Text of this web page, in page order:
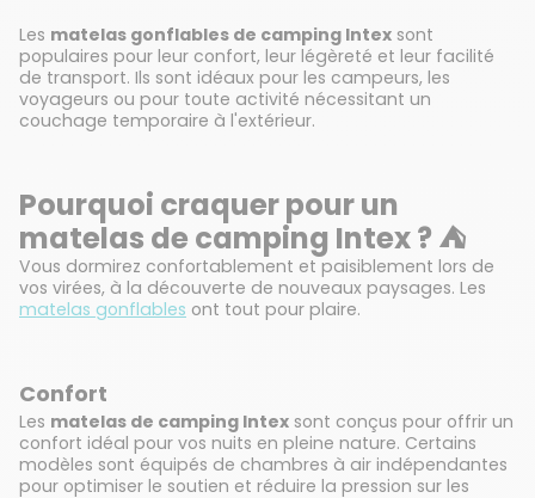
Les matelas gonflables de camping Intex sont
populaires pour leur confort, leur légèreté et leur facilité
de transport. Ils sont idéaux pour les campeurs, les
voyageurs ou pour toute activité nécessitant un
couchage temporaire à l'extérieur.
Pourquoi craquer pour un
matelas de camping Intex ? ⛺
Vous dormirez confortablement et paisiblement lors de
vos virées, à la découverte de nouveaux paysages. Les
matelas gonflables ont tout pour plaire.
Confort
Les matelas de camping Intex sont conçus pour offrir un
confort idéal pour vos nuits en pleine nature. Certains
modèles sont équipés de chambres à air indépendantes
pour optimiser le soutien et réduire la pression sur les